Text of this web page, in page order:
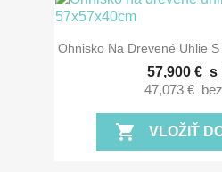
Ohnisko Na Drevené Uhlie
57,900 € s
47,073 €
shopping_cart VLOŽIŤ